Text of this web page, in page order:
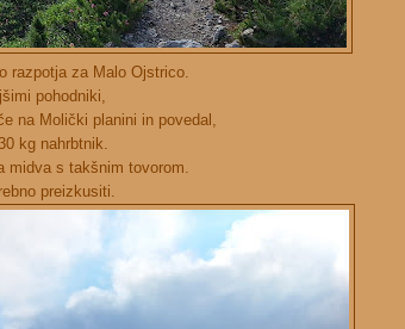
razpotja za Malo Ojstrico.
pohodniki,
na Molički planini in povedal,
kg nahrbtnik.
midva s takšnim tovorom.
preizkusiti.